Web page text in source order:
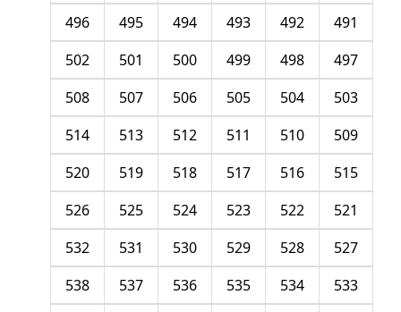
491
492
493
494
495
496
497
498
499
500
501
502
503
504
505
506
507
508
509
510
511
512
513
514
515
516
517
518
519
520
521
522
523
524
525
526
527
528
529
530
531
532
533
534
535
536
537
538